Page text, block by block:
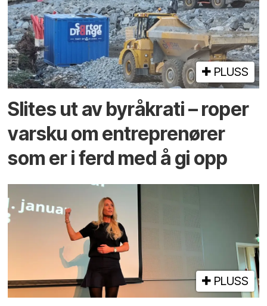
PLUSS
Slites ut av byråkrati – roper
varsku om entreprenører
som er i ferd med å gi opp
PLUSS